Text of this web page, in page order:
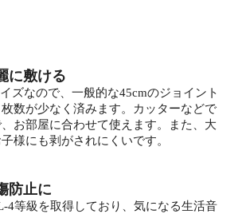
に敷ける
ズなので、一般的な45cmのジョイント
数が少なく済みます。カッターなどで
お部屋に合わせて使えます。また、大
様にも剥がされにくいです。
防止に
4等級を取得しており、気になる生活音